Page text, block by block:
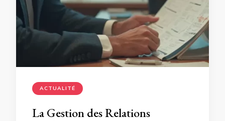
ACTUALITÉ
La Gestion des Relations